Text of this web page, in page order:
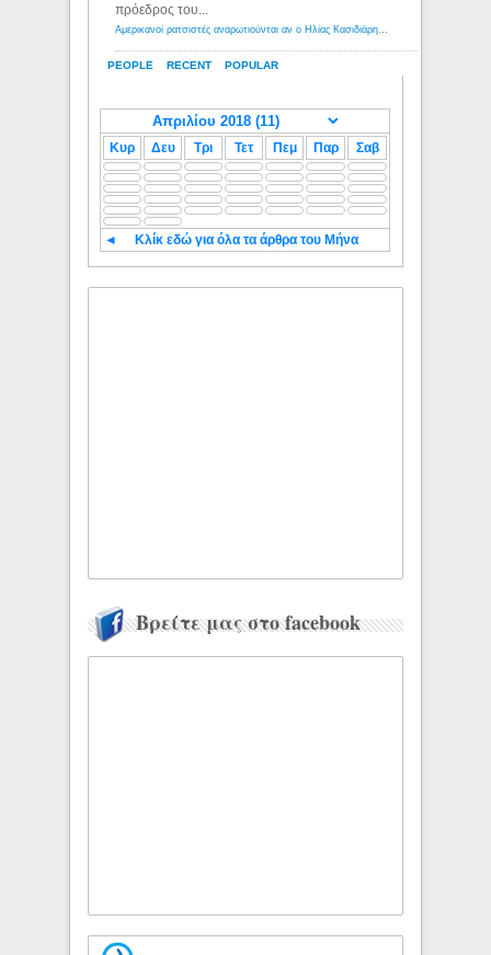
PEOPLE RECENT POPULAR
πρόεδρος του...
Αμερικανοί ρατσιστές αναρωτιούνται αν ο Ηλίας Κασιδιάρης ανήκει στη λευκή φυλή... - Λόγιος Ερμής
Κυρ Δευ Τρι Τετ Πεμ Παρ Σαβ
◄ Κλίκ εδώ για όλα τα άρθρα του Μήνα
Βρείτε μας στο facebook